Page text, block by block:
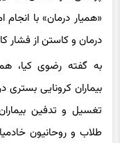
درمان و کاستن از
به گفته رضوی کیا،
بیماران کرونایی
تغسیل و تدفین
طلاب و روحانیون
کانون‌های خدمت رضوی